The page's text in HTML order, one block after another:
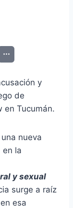
y
de
en Tucumán.
nueva
en la
y sexual
surge a raíz
esa